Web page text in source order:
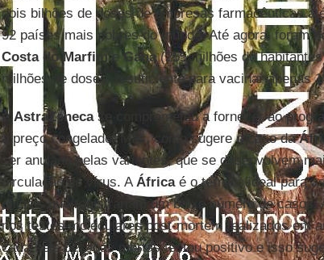
dois bilhões de doses de empresas farmacêuticas
92 países mais pobres do mundo. Até agora, foram
Costa do MarfimeGana(255 milhões de
milhões de doses: o suficiente para vacinar apenas
A AstraZenecase comprometeu a fornecer ao
a preço congelado. Mas, como sugere o caso da
ser anulada pelas variantes, que se desenvolvem
circulação do vírus. A Áfricaé o terreno ideal para
oficiais que registrariam um baixo número de casos.
nos testes moleculares post-mortem realizados em
cada seis pessoas mortas testou positivo e isso